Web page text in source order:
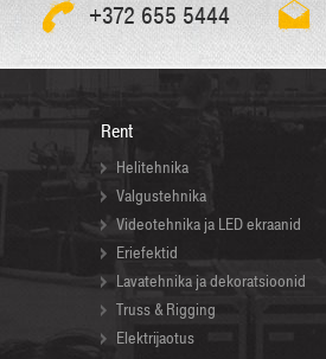
+372 655 5444
Rent
Helitehnika
Valgustehnika
Videotehnika ja LED ekraanid
Eriefektid
Lavatehnika ja dekoratsioonid
Truss & Rigging
Elektrijaotus